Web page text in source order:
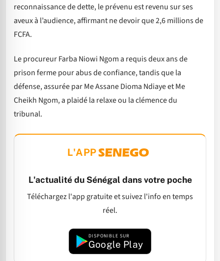
reconnaissance de dette, le prévenu est revenu sur ses
aveux à l’audience, affirmant ne devoir que 2,6 millions de
FCFA.
Le procureur Farba Niowi Ngom a requis deux ans de
prison ferme pour abus de confiance, tandis que la
défense, assurée par Me Assane Dioma Ndiaye et Me
Cheikh Ngom, a plaidé la relaxe ou la clémence du
tribunal.
L'APP
L'actualité du Sénégal dans votre poche
Téléchargez l'app gratuite et suivez l'info en temps
réel.
DISPONIBLE SUR
Google Play